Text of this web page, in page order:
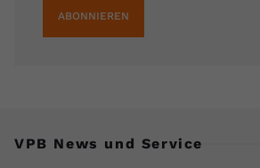
ABONNIEREN
VPB News und Service